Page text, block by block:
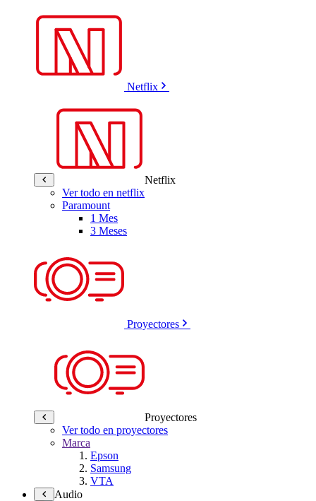
Netflix
Netflix
Ver todo en netflix
Paramount
1 Mes
3 Meses
Proyectores
Proyectores
Ver todo en proyectores
Marca
Epson
Samsung
VTA
Audio